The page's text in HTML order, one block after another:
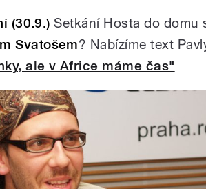
kapela za 20 let své
a připravovaném
(30.9.) Setkání Hosta do domu
Svatošem? Nabízíme text
ale v Africe máme čas"